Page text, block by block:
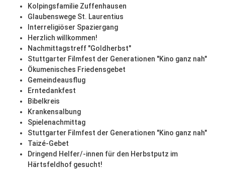
Kolpingsfamilie Zuffenhausen
Glaubenswege St. Laurentius
Interreligiöser Spaziergang
Herzlich willkommen!
Nachmittagstreff "Goldherbst"
Stuttgarter Filmfest der Generationen "Kino ganz nah"
Ökumenisches Friedensgebet
Gemeindeausflug
Erntedankfest
Bibelkreis
Krankensalbung
Spielenachmittag
Stuttgarter Filmfest der Generationen "Kino ganz nah"
Taizé-Gebet
Dringend Helfer/-innen für den Herbstputz im
Härtsfeldhof gesucht!